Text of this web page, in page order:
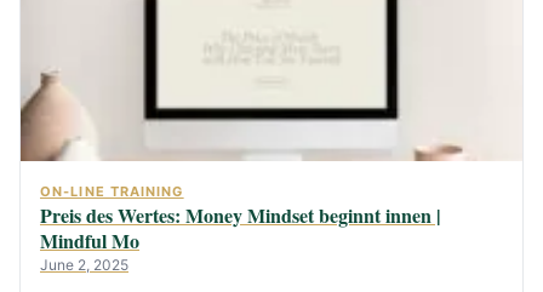
ON-LINE TRAINING
Preis des Wertes: Money Mindset beginnt innen |
Mindful Mo
June 2, 2025